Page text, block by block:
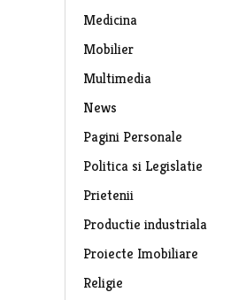
Medicina
Mobilier
Multimedia
News
Pagini Personale
Politica si Legislatie
Prietenii
Productie industriala
Proiecte Imobiliare
Religie